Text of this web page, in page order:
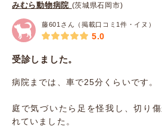
みむら動物病院 (茨城県石岡市)
藤601さん（掲載口コミ1件・イヌ）
5.0
受診しました。
病院までは、車で25分くらいです。
庭で気づいたら足を怪我し、切り
れていました。